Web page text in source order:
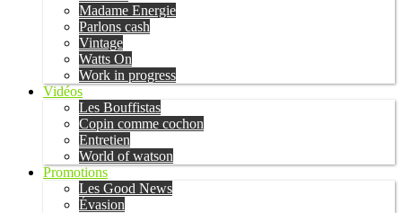
Madame Energie
Parlons cash
Vintage
Watts On
Work in progress
Vidéos
Les Bouffistas
Copin comme cochon
Entretien
World of watson
Promotions
Les Good News
Évasion